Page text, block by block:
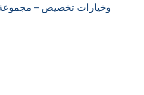
وخيارات تخصيص –